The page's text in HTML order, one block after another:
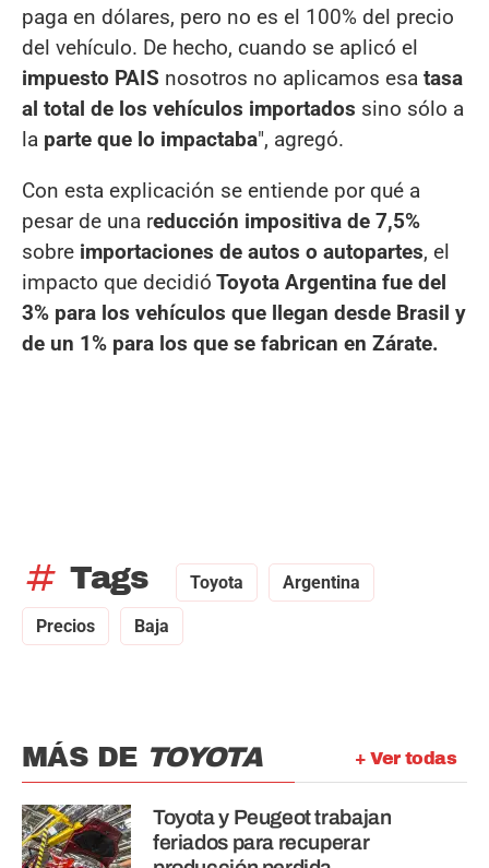
paga en dólares, pero no es el 100% del precio
del vehículo. De hecho, cuando se aplicó el
impuesto PAIS nosotros no aplicamos esa tasa
al total de los vehículos importados sino sólo a
la parte que lo impactaba", agregó.
Con esta explicación se entiende por qué a
pesar de una reducción impositiva de 7,5%
sobre importaciones de autos o autopartes, el
impacto que decidió Toyota Argentina fue del
3% para los vehículos que llegan desde Brasil y
de un 1% para los que se fabrican en Zárate.
tag Tags Toyota Argentina
Precios Baja
+ Ver todas
MÁS DE TOYOTA
Toyota y Peugeot trabajan
feriados para recuperar